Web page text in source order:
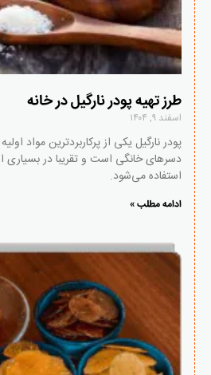
طرز تهیه پودر نارگیل در خانه
اسفند ۹, ۱۴۰۴
پودر نارگیل یکی از پرکاربردترین مواد
دسرهای خانگی است و تقریبا در بسیاری
استفاده می‌شود.
ادامه مطلب »